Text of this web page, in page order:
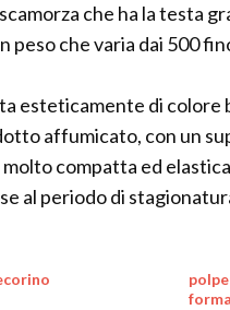
che ha la testa
peso che varia dai 500
esteticamente di
affumicato, con un
compatta ed
al periodo di